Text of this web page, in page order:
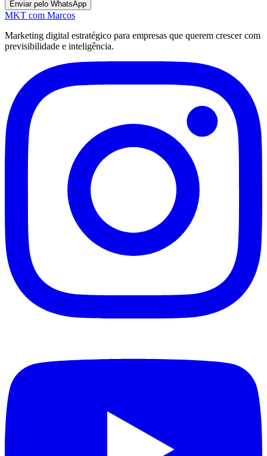
Enviar pelo WhatsApp
MKT com Marcos
Marketing digital estratégico para empresas que querem crescer com
previsibilidade e inteligência.